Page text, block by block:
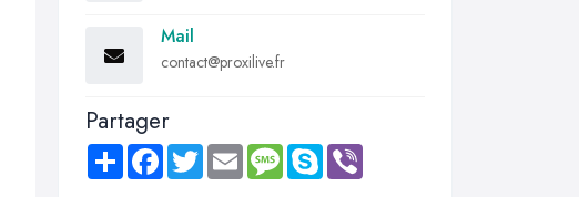
Mail
contact@proxilive.fr
Partager
Share FacebookTwitter Email MessageSkype